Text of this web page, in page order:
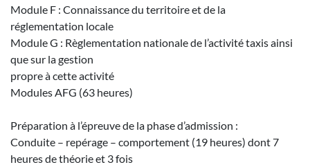
Module F : Connaissance du territoire et de la
réglementation locale
Module G : Règlementation nationale de l’activité taxis ainsi
que sur la gestion
propre à cette activité
Modules AFG (63 heures)
Préparation à l’épreuve de la phase d’admission :
Conduite – repérage – comportement (19 heures) dont 7
heures de théorie et 3 fois